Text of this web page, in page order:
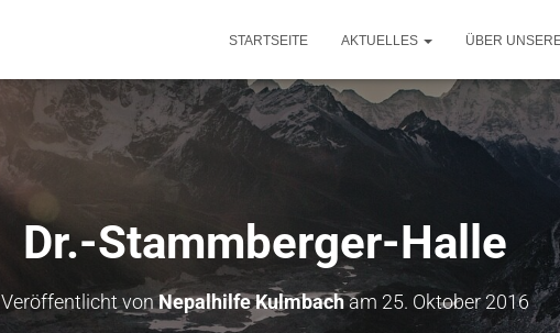
STARTSEITE AKTUELLES ÜBER
Dr.-Stammberger-Halle
Veröffentlicht vonNepalhilfe Kulmbacham 25. Oktober 2016